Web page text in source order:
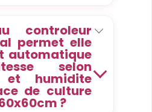
controleur
permet elle
automatique
selon
et humidite
de culture
?